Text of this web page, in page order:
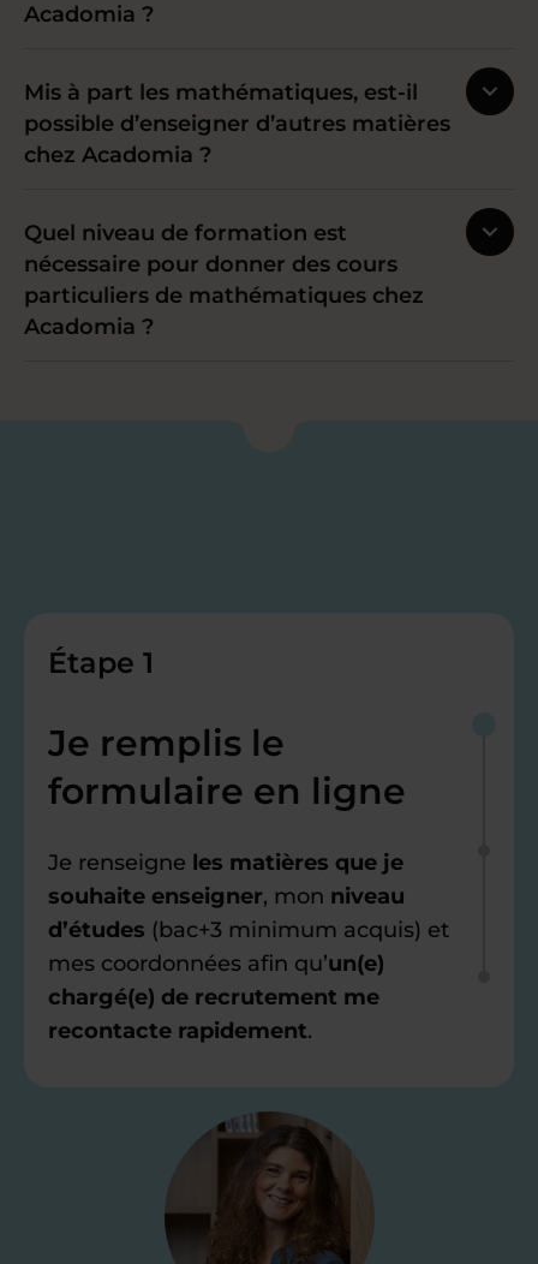
Acadomia ?
Mis à part les mathématiques, est-il
possible d’enseigner d’autres matières
chez Acadomia ?
Quel niveau de formation est
nécessaire pour donner des cours
particuliers de mathématiques chez
Acadomia ?
Étape 1
Je remplis le
formulaire en ligne
Je renseigne les matières que je
souhaite enseigner, mon niveau
d’études (bac+3 minimum acquis) et
mes coordonnées afin qu’un(e)
chargé(e) de recrutement me
recontacte rapidement.
Je valide ma
candidature